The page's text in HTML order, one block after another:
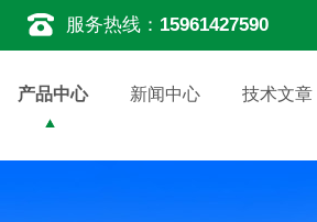
服务热线： 15961427590
产品中心 新闻中心 技术文章